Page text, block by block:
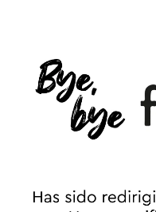
ajustable con acolchado
ajustar tanto como la
acolchado para un
y largo ajustables gracias
4 modelos en función del